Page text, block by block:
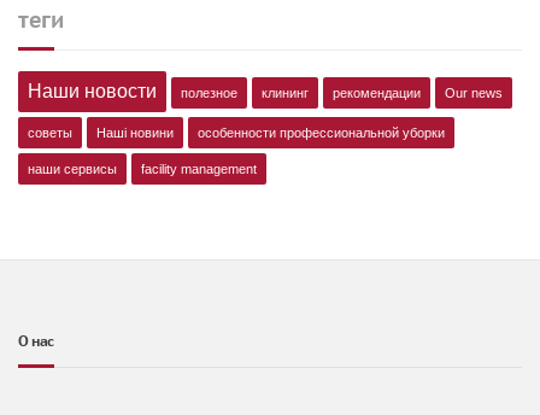
теги
Наши новости полезное клининг рекомендации Our news
советы Наші новини особенности профессиональной уборки
наши сервисы facility management
О нас